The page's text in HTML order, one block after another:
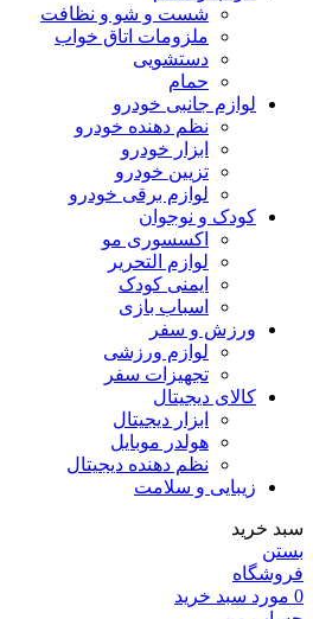
شست و شو و نظافت
ملزومات اتاق خواب
دستشویی
حمام
لوازم جانبی خودرو
نظم دهنده خودرو
ابزار خودرو
تزیین خودرو
لوازم برقی خودرو
کودک و نوجوان
اکسسوری مو
لوازم التحریر
ایمنی کودک
اسباب بازی
ورزش و سفر
لوازم ورزشی
تجهیزات سفر
کالای دیجیتال
ابزار دیجیتال
هولدر موبایل
نظم دهنده دیجیتال
زیبایی و سلامت
سبد خرید
بستن
فروشگاه
0 مورد سبد خرید